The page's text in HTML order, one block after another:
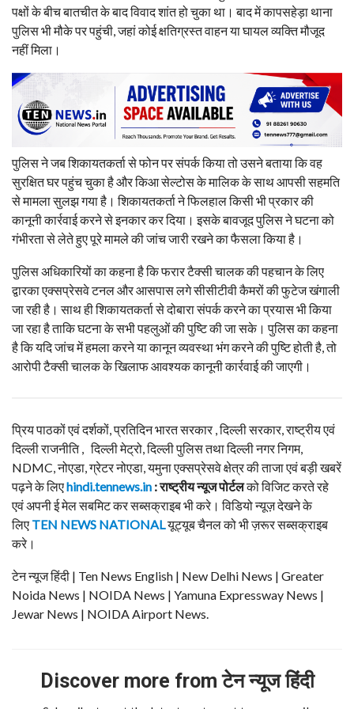
पक्षों के बीच बातचीत के बाद विवाद शांत हो चुका था। बाद में कापसहेड़ा थाना
पुलिस भी मौके पर पहुंची, जहां कोई क्षतिग्रस्त वाहन या घायल व्यक्ति मौजूद
नहीं मिला।
पुलिस ने जब शिकायतकर्ता से फोन पर संपर्क किया तो उसने बताया कि वह
सुरक्षित घर पहुंच चुका है और किआ सेल्टोस के मालिक के साथ आपसी सहमति
से मामला सुलझ गया है। शिकायतकर्ता ने फिलहाल किसी भी प्रकार की
कानूनी कार्रवाई करने से इनकार कर दिया। इसके बावजूद पुलिस ने घटना को
गंभीरता से लेते हुए पूरे मामले की जांच जारी रखने का फैसला किया है।
पुलिस अधिकारियों का कहना है कि फरार टैक्सी चालक की पहचान के लिए
द्वारका एक्सप्रेसवे टनल और आसपास लगे सीसीटीवी कैमरों की फुटेज खंगाली
जा रही है। साथ ही शिकायतकर्ता से दोबारा संपर्क करने का प्रयास भी किया
जा रहा है ताकि घटना के सभी पहलुओं की पुष्टि की जा सके। पुलिस का कहना
है कि यदि जांच में हमला करने या कानून व्यवस्था भंग करने की पुष्टि होती है, तो
आरोपी टैक्सी चालक के खिलाफ आवश्यक कानूनी कार्रवाई की जाएगी।
प्रिय पाठकों एवं दर्शकों, प्रतिदिन भारत सरकार , दिल्ली सरकार, राष्ट्रीय एवं
दिल्ली राजनीति , दिल्ली मेट्रो, दिल्ली पुलिस तथा दिल्ली नगर निगम,
NDMC, नोएडा, ग्रेटर नोएडा, यमुना एक्सप्रेसवे क्षेत्र की ताजा एवं बड़ी खबरें
पढ़ने के लिएhindi.tennews.in : राष्ट्रीय न्यूज पोर्टलको विजिट करते रहे
एवं अपनी ई मेल सबमिट कर सब्सक्राइब भी करे। विडियो न्यूज़ देखने के
लिए TEN NEWS NATIONAL यूट्यूब चैनल को भी ज़रूर सब्सक्राइब
करे।
टेन न्यूज हिंदी | Ten News English | New Delhi News | Greater
Noida News | NOIDA News | Yamuna Expressway News |
Jewar News | NOIDA Airport News.
Discover more from टेन न्यूज हिंदी